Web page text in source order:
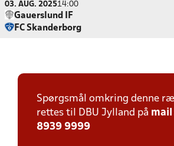
03. AUG. 202514:00
Gauerslund IF
FC Skanderborg
Spørgsmål omkring denne
rettes til DBU Jylland på mail
8939 9999